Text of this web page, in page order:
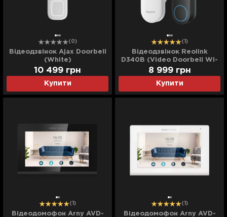
(0)
Відеодзвінок Ajax Doorbell
(White)
Купити
10 499 грн
(1)
Відеодзвінок Reolink
D340B (Video Doorbell Wi-
Fi/АКБ) (Black)
Купити
8 999 грн
(1)
Відеодомофон Arny AVD-
(1)
Відеодомофон Arny AVD-